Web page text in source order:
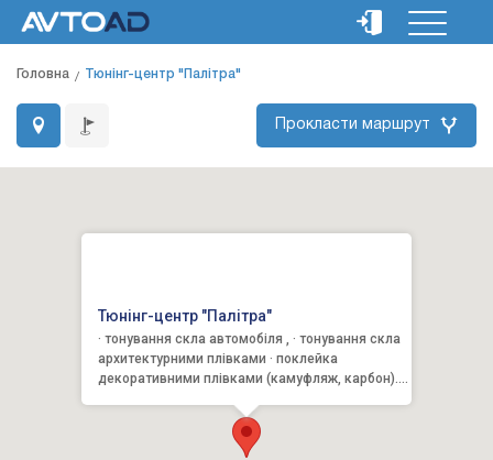
Головна Тюнінг-центр "Палітра"
Прокласти маршрут
Тюнінг-центр "Палітра"
· тонування скла автомобіля , · тонування скла
архитектурними плівками · поклейка
декоративними плівками (камуфляж, карбон).